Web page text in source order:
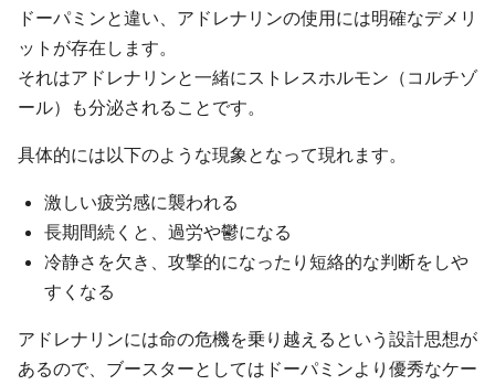
ドーパミンと違い、アドレナリンの使用には明確なデメリ
ットが存在します。
それはアドレナリンと一緒にストレスホルモン（コルチゾ
ール）も分泌されることです。
具体的には以下のような現象となって現れます。
激しい疲労感に襲われる
長期間続くと、過労や鬱になる
冷静さを欠き、攻撃的になったり短絡的な判断をしや
すくなる
アドレナリンには命の危機を乗り越えるという設計思想が
あるので、ブースターとしてはドーパミンより優秀なケー